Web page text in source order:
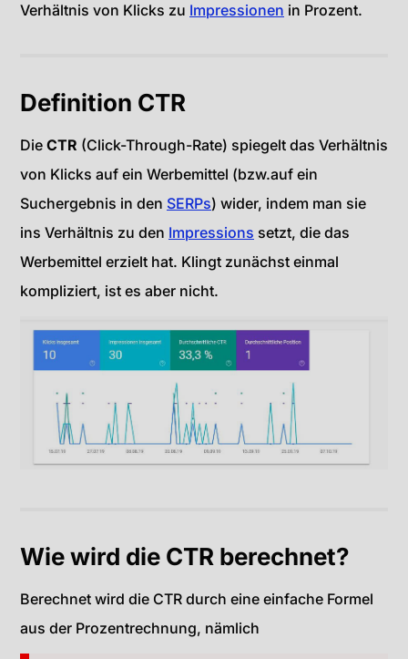
Verhältnis von Klicks zu Impressionen in Prozent.
Definition CTR
Die CTR (Click-Through-Rate) spiegelt das Verhältnis
von Klicks auf ein Werbemittel (bzw.auf ein
Suchergebnis in den SERPs) wider, indem man sie
ins Verhältnis zu den Impressions setzt, die das
Werbemittel erzielt hat. Klingt zunächst einmal
kompliziert, ist es aber nicht.
Wie wird die CTR berechnet?
Berechnet wird die CTR durch eine einfache Formel
aus der Prozentrechnung, nämlich